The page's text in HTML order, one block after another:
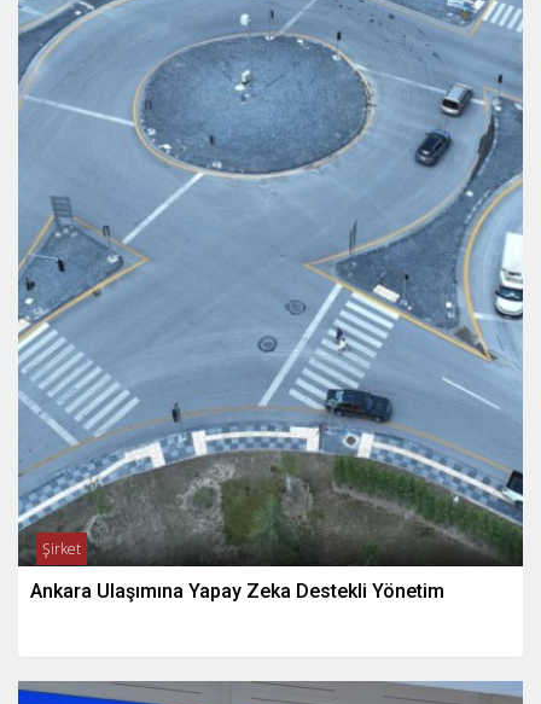
Şirket
Ankara Ulaşımına Yapay Zeka Destekli Yönetim